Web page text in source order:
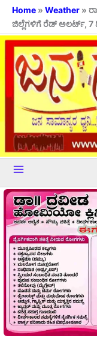
Skip
content
Home » Weather »
ಜಿಲ್ಲೆಗಳಿಗೆ ರೆಡ್ ಅಲರ್ಟ್‌, 7